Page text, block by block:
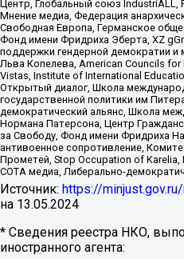
Центр, Глобальный союз IndustriALL,
Мнение медиа, Федерация
Свободная Европа, Германское
Фонд имени Фридриха Эберта, XZ
поддержки гендерной демократии
Льва Копелева, American Councils for
Vistas, Institute of International
Открытый диалог, Школа
государственной политики им
демократический альянс, Школа
Нормана Патерсона, Центр
за Свободу, Фонд имени Фридриха
антивоенное сопротивление,
Прометей, Stop Occupation of
СОТА медиа, Либерально-
Источник: https://
на 13.05.2024
* Сведения реестра НКО,
иностранного агента: